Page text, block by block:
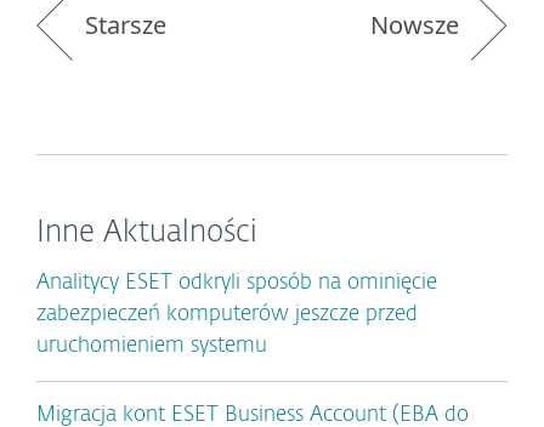
Starsze Nowsze
Inne Aktualności
Analitycy ESET odkryli sposób na ominięcie
zabezpieczeń komputerów jeszcze przed
uruchomieniem systemu
Migracja kont ESET Business Account (EBA do